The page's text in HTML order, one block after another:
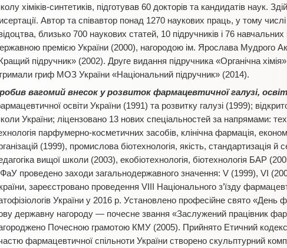
хіміків-синтетиків, підготував 60 докторів та кандидатів наук.
Автор та співавтор понад 1270 наукових праць, у тому
близько 700 наукових статей, 10 підручників і 76 навчальних
премією України (2000), нагородою ім. Ярослава Мудрого
підручник» (2002). Друге видання підручника «Органічна
гриф МОЗ України «Національний підручник» (2014).
вагомий внесок у розвиток фармацевтичної галузі,
освіти України (1991) та розвитку галузі (1999);
України; ліцензовано 13 нових спеціальностей за напрямами:
парфумерно-косметичних засобів, клінічна фармація,
(1999), промислова біотехнологія, якість, стандартизація
вищої школи (2003), екобіотехнологія, біотехнологія БАР
проведено заходи загальнодержавного значення: V (1999), VI
зареєстровано проведення VIІІ Національного з’їзду
України у 2016 р. Установлено професійне свято
державну нагороду — почесне звання «Заслужений працівник
Почесною грамотою КМУ (2005). Прийнято Етичний
фармацевтичної спільноти України створено скульптурний